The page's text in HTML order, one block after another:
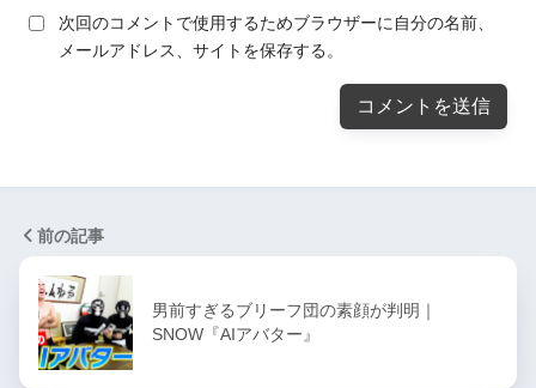
次回のコメントで使用するためブラウザーに自分の名前、
メールアドレス、サイトを保存する。
前の記事
男前すぎるブリーフ団の素顔が判明｜
SNOW『AIアバター』